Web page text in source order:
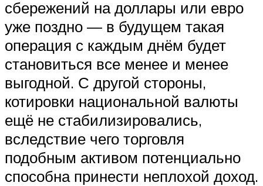
сбережений на доллары или евро
уже поздно — в будущем такая
операция с каждым днём будет
становиться все менее и менее
выгодной. С другой стороны,
котировки национальной валюты
ещё не стабилизировались,
вследствие чего торговля
подобным активом потенциально
способна принести неплохой доход.